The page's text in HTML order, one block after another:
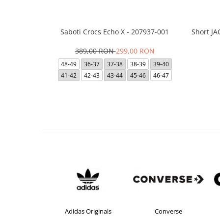
Saboti Crocs Echo X - 207937-001
389,00 RON299,00 RON
48-49 36-37 37-38 38-39
39-40
41-42
42-43 43-44 45-46 46-47
Short
Converse crocs